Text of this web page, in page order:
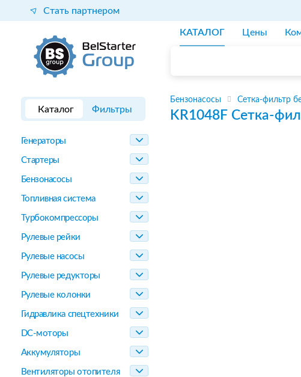
Стать партнером
КАТАЛОГ Цены
Каталог Фильтры
Генераторы
Стартеры
Бензонасосы
Топливная система
Турбокомпрессоры
Рулевые рейки
Рулевые насосы
Рулевые редукторы
Рулевые колонки
Гидравлика спецтехники
DC-моторы
Аккумуляторы
Вентиляторы отопителя
Бензонасосы Сетка-фильтр
KR1048F Сетка-